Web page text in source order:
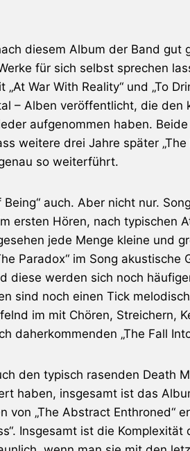
diesem Album der Band gut
für sich selbst sprechen
War With Reality“ und „To
– Alben veröffentlicht, die den
aufgenommen haben.
weitere drei Jahre später „The
so weiterführt.
auch. Aber nicht nur.
ersten Hören, nach typischen
jede Menge kleine und
Paradox“ im Song akustische
diese werden sich noch
sind noch einen Tick
im mit Chören, Streichern,
daherkommenden „The Fall
den typisch rasenden Death
haben, insgesamt ist das
von „The Abstract Enthroned“
Insgesamt ist die